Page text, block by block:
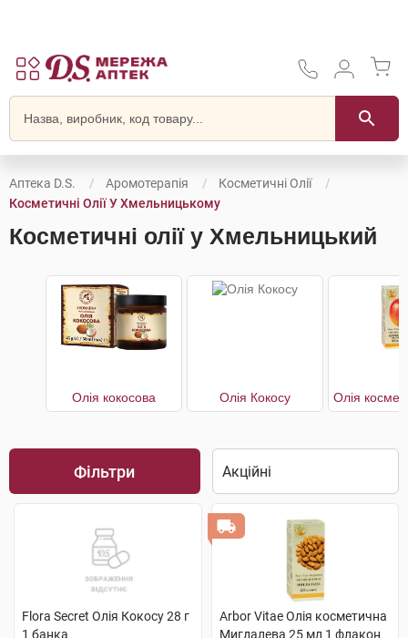
Аптека D.S. Аромотерапія
Косметичні Олії
Косметичні Олії У Хмельницькому
Косметичні олії у Хмельницький
Олія кокосова Олія Кокосу
Фільтри
Flora Secret Олія Кокосу 28 г
1 банка
Arbor Vitae Олія косметична
Мигдалева 25 мл 1 флакон